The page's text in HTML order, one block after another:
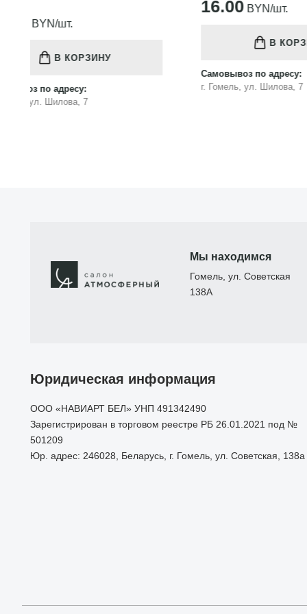
г. Гомель, ул. Шилова, 7
г.
Мы находимся
Гомель, ул. Советская
138А
Юридическая информация
ООО «НАВИАРТ БЕЛ» УНП 491342490
Зарегистрирован в торговом реестре РБ 26.01.2021 под №
501209
Юр. адрес: 246028, Беларусь, г. Гомель, ул. Советская, 138а